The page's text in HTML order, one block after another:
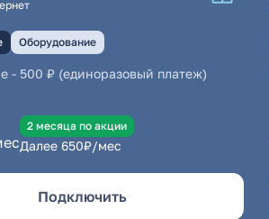
Оборудование
- 500 ₽ (единоразовый платеж)
2 месяцa по акции
Далее 650₽/мес
Подключить